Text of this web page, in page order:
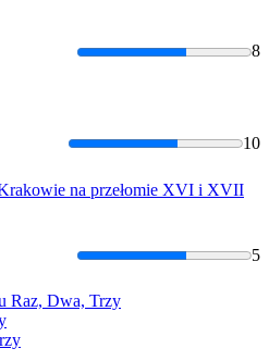
8
10
na przełomie XVI i XVII
5
Raz, Dwa, Trzy